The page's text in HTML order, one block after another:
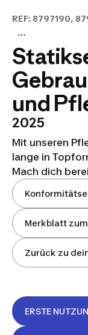
REF: 8797190,
und
2025
Mit unseren
lange in
Mach dich
Merkblatt
Zurück zu
ERSTE